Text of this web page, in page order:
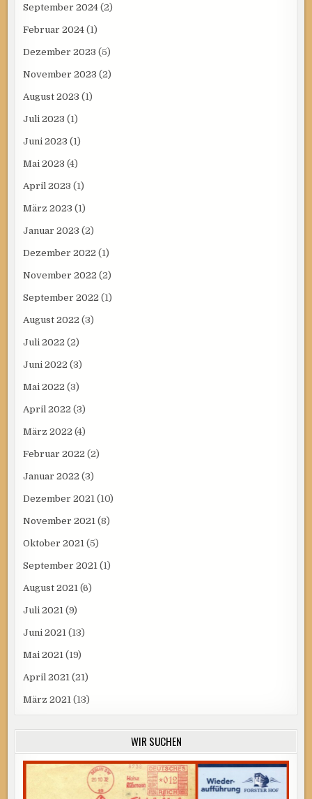
September 2024 (2)
Februar 2024 (1)
Dezember 2023 (5)
November 2023 (2)
August 2023 (1)
Juli 2023 (1)
Juni 2023 (1)
Mai 2023 (4)
April 2023 (1)
März 2023 (1)
Januar 2023 (2)
Dezember 2022 (1)
November 2022 (2)
September 2022 (1)
August 2022 (3)
Juli 2022 (2)
Juni 2022 (3)
Mai 2022 (3)
April 2022 (3)
März 2022 (4)
Februar 2022 (2)
Januar 2022 (3)
Dezember 2021 (10)
November 2021 (8)
Oktober 2021 (5)
September 2021 (1)
August 2021 (6)
Juli 2021 (9)
Juni 2021 (13)
Mai 2021 (19)
April 2021 (21)
März 2021 (13)
WIR SUCHEN